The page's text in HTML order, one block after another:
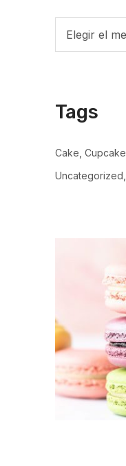
Tags
Cake Cupcake
Uncategorized